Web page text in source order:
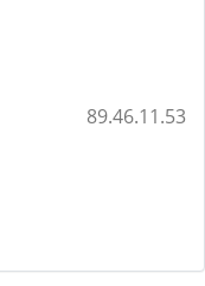
89.46.11.53